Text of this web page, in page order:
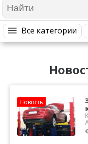
Все категории
Гостиницы
Бытовые услуги
Новость